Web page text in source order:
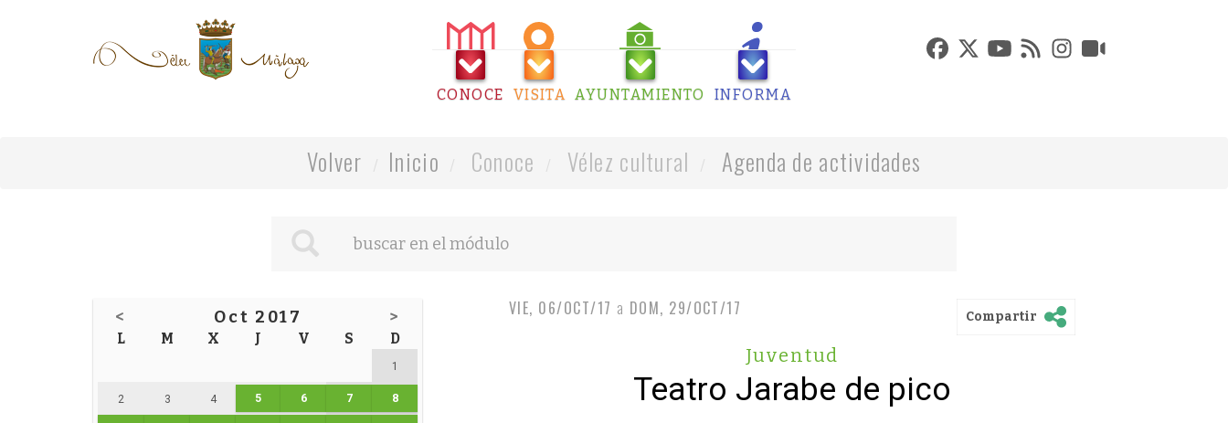
CONOCE VISITA AYUNTAMIENTO INFORMA
Volver Inicio Conoce Vélez cultural Agenda de actividades
< Oct 2017 >
L M X J V S D
1
2 3 4 5 6 7 8
VIE, 06/OCT/17 a DOM, 29/OCT/17 Compartir
Juventud
Teatro Jarabe de pico